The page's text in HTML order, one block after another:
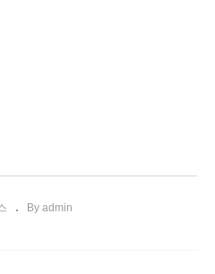
인하 ‘거의 모두 공화당 우
By admin